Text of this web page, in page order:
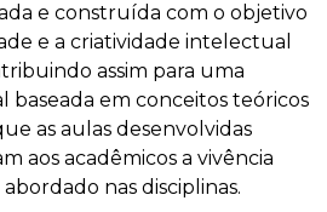
e construída com o objetivo
e a criatividade intelectual
assim para uma
baseada em conceitos teóricos
as aulas desenvolvidas
aos acadêmicos a vivência
nas disciplinas.